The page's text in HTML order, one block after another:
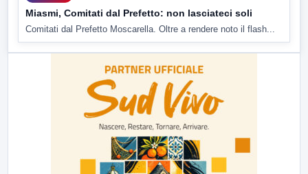
Miasmi, Comitati dal Prefetto: non lasciateci soli
Comitati dal Prefetto Moscarella. Oltre a rendere noto il flash...